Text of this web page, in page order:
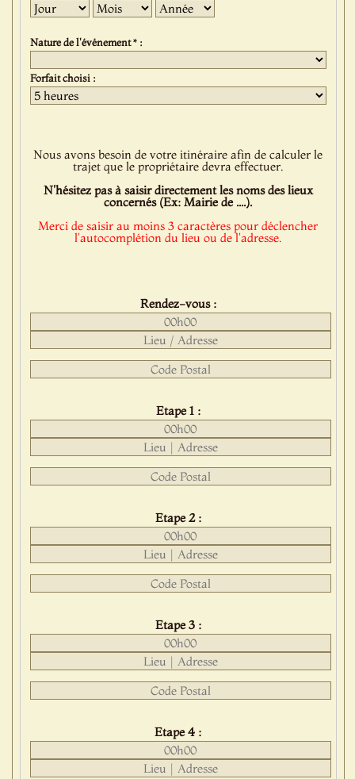
Jour Mois Année
Nature de l'événement * :
Forfait choisi :
Nous avons besoin de votre itinéraire afin de calculer le
trajet que le propriétaire devra effectuer.
N'hésitez pas à saisir directement les noms des lieux
concernés (Ex: Mairie de ....).
Merci de saisir au moins 3 caractères pour déclencher
l'autocomplétion du lieu ou de l'adresse.
Rendez-vous :
Etape 1 :
Etape 2 :
Etape 3 :
Etape 4 :